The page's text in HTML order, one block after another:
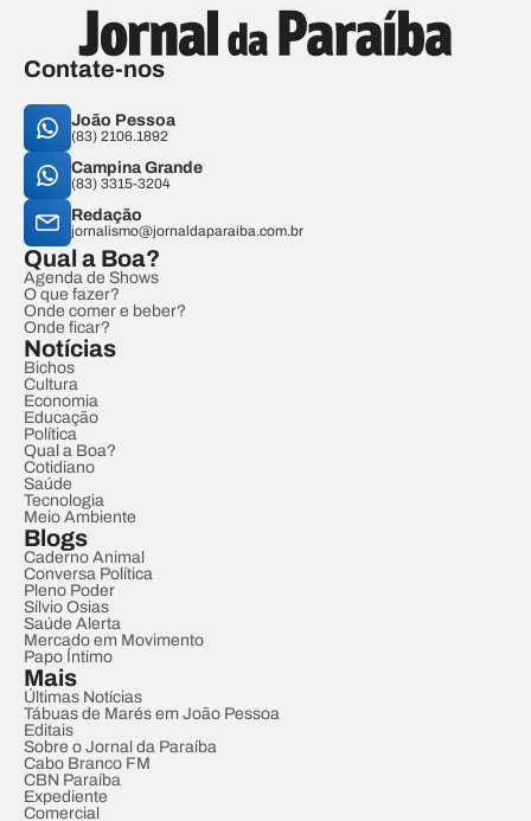
Contate-nos
João Pessoa
(83) 2106.1892
Campina Grande
(83) 3315-3204
Redação
jornalismo@jornaldaparaiba.com.br
Qual a Boa?
Agenda de Shows
O que fazer?
Onde comer e beber?
Onde ficar?
Notícias
Bichos
Cultura
Economia
Educação
Política
Qual a Boa?
Cotidiano
Saúde
Tecnologia
Meio Ambiente
Blogs
Caderno Animal
Conversa Política
Pleno Poder
Sílvio Osias
Saúde Alerta
Mercado em Movimento
Papo Íntimo
Mais
Últimas Notícias
Tábuas de Marés em João Pessoa
Editais
Sobre o Jornal da Paraíba
Cabo Branco FM
CBN Paraíba
Expediente
Comercial